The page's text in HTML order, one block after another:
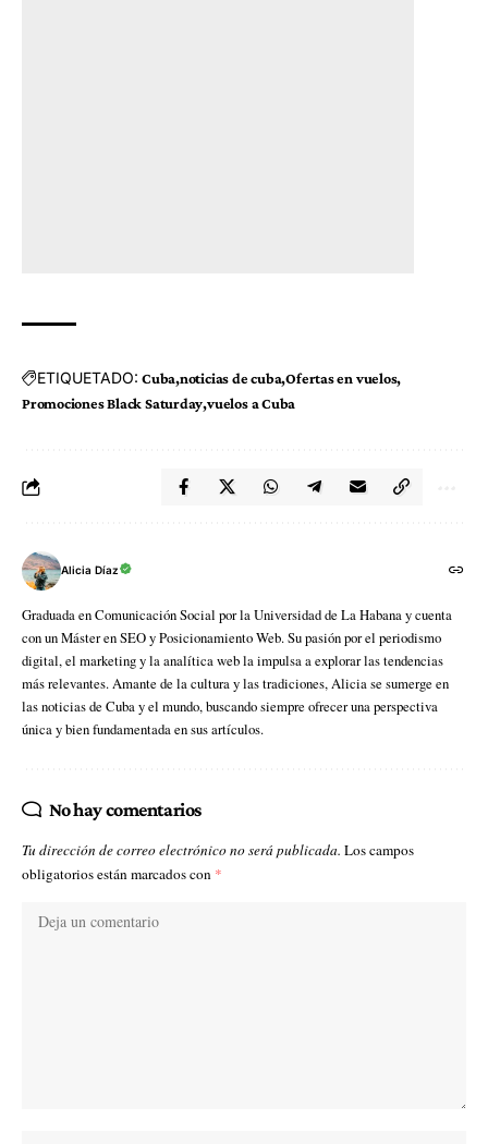
ETIQUETADO: Cuba noticias de cuba Ofertas en vuelos
Promociones Black Saturday vuelos a Cuba
Alicia Díaz
Graduada en Comunicación Social por la Universidad de La Habana y cuenta
con un Máster en SEO y Posicionamiento Web. Su pasión por el periodismo
digital, el marketing y la analítica web la impulsa a explorar las tendencias
más relevantes. Amante de la cultura y las tradiciones, Alicia se sumerge en
las noticias de Cuba y el mundo, buscando siempre ofrecer una perspectiva
única y bien fundamentada en sus artículos.
No hay comentarios
Tu dirección de correo electrónico no será publicada. Los campos
obligatorios están marcados con *